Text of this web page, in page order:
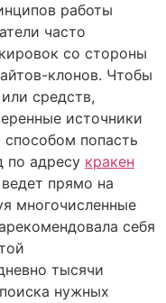
работы
часто
со стороны
клонов. Чтобы
средств,
источники
попасть
по адресу кракен
прямо на
многочисленные
себя
тысячи
нужных